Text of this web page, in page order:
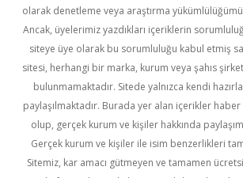
olarak denetleme veya araştırma
Ancak, üyelerimiz yazdıkları içeriklerin
siteye üye olarak bu sorumluluğu kabul etmiş
sitesi, herhangi bir marka, kurum veya şahıs
bulunmamaktadır. Sitede yalnızca kendi
paylaşılmaktadır. Burada yer alan içerikler
olup, gerçek kurum ve kişiler hakkında
Gerçek kurum ve kişiler ile isim benzerlikleri
Sitemiz, kar amacı gütmeyen ve tamamen